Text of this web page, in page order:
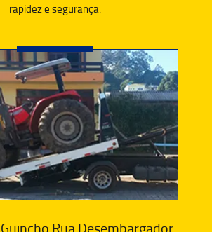
rapidez e segurança.
Rua Desembargador